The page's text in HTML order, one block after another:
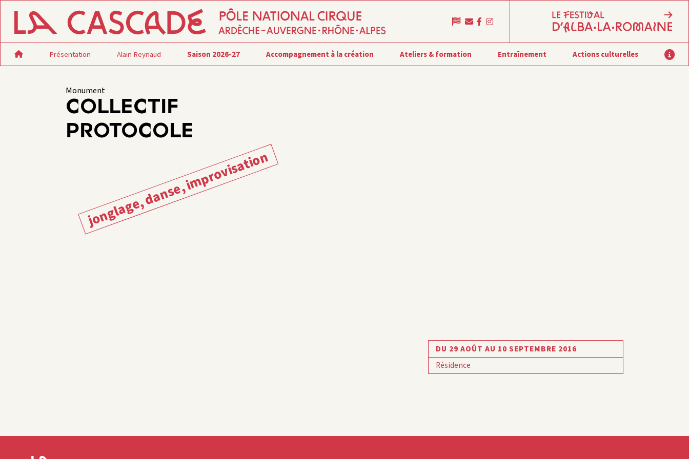
Présentation Alain Reynaud Saison 2026-27 Accompagnement à la création Ateliers & formation Entraînement Actions culturelles
Monument
COLLECTIF
PROTOCOLE
jonglage, danse, improvisation
DU 29 AOÛT AU 10 SEPTEMBRE 2016
Résidence